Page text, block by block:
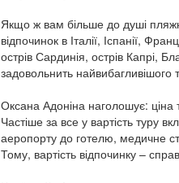
Якщо ж вам більше до душі
відпочинок в Італії, Іспанії,
острів Сардинія, острів Капрі,
задовольнить найвибагливішого
Оксана Адоніна наголошує: ціна
Частіше за все у вартість туру
аеропорту до готелю, медичне
Тому, вартість відпочинку –